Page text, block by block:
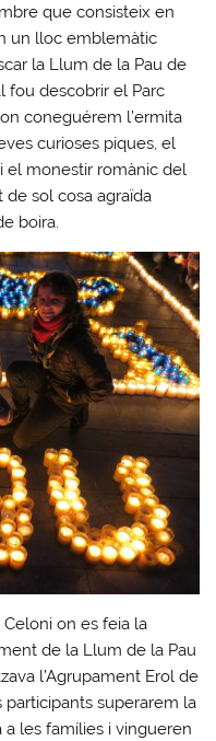
que consisteix en
un lloc emblemàtic
la Llum de la Pau de
fou descobrir el Parc
coneguérem l’ermita
curioses piques, el
el monestir romànic del
de sol cosa agraïda
boira.
on es feia la
de la Llum de la Pau
l’Agrupament Erol de
participants superarem la
a les famílies i vingueren